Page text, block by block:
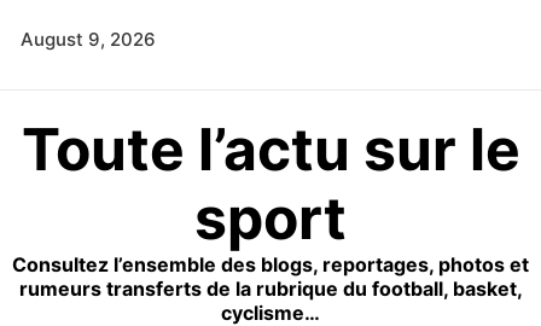
August 9, 2026
Toute l’actu sur le
sport
Consultez l’ensemble des blogs, reportages, photos et
rumeurs transferts de la rubrique du football, basket,
cyclisme…